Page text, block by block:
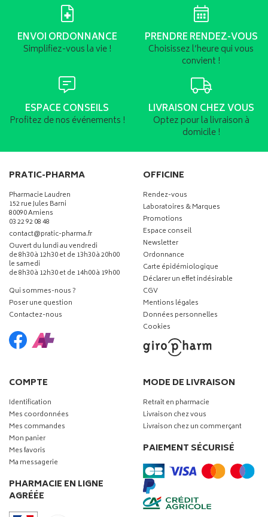
ENVOI ORDONNANCE
Simplifiez-vous la vie !
PRENDRE RENDEZ-VOUS
Choisissez l’heure qui vous
convient !
ESPACE CONSEILS
Profitez de nos événements !
LIVRAISON CHEZ VOUS
Optez pour la livraison à
domicile !
PRATIC-PHARMA
Pharmacie Laudren
152 rue Jules Barni
80090 Amiens
03 22 92 08 48
contact-
@-
pratic-pharma.fr
Ouvert du lundi au vendredi
de 8h30 à 12h30 et de 13h30 à 20h00
le samedi
de 8h30 à 12h30 et de 14h00 à 19h00
Qui sommes-nous ?
Poser une question
Contactez-nous
OFFICINE
Rendez-vous
Laboratoires & Marques
Promotions
Espace conseil
Newsletter
Ordonnance
Carte épidémiologique
Déclarer un effet indésirable
CGV
Mentions légales
Données personnelles
Cookies
COMPTE
Identification
Mes coordonnées
Mes commandes
Mon panier
Mes favoris
Ma messagerie
PHARMACIE EN LIGNE
AGRÉÉE
MODE DE LIVRAISON
Retrait en pharmacie
Livraison chez vous
Livraison chez un commerçant
PAIEMENT SÉCURISÉ